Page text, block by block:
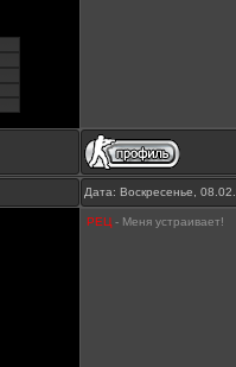
Дата: Воскресенье,
РЕЦ- Меня устраивает!